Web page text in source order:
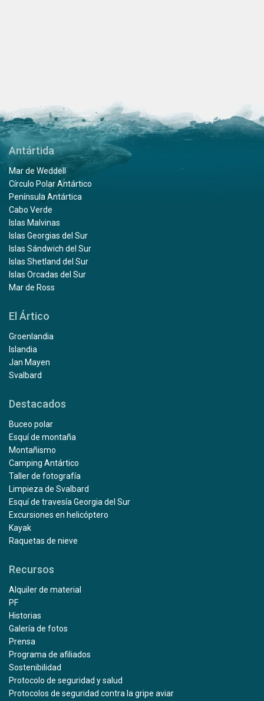
Antártida
Mar de Weddell
Círculo Polar Antártico
Península Antártica
Cabo Verde
Islas Malvinas
Islas Georgias del Sur
Islas Sándwich del Sur
Islas Shetland del Sur
Islas Orcadas del Sur
Mar de Ross
El Ártico
Groenlandia
Islandia
Jan Mayen
Svalbard
Destacados
Buceo polar
Esquí de montaña
Montañismo
Camping Antártico
Taller de fotografía
Limpieza de Svalbard
Esquí de travesía Georgia del Sur
Excursiones en helicóptero
Kayak
Raquetas de nieve
Recursos
Alquiler de material
PF
Historias
Galería de fotos
Prensa
Programa de afiliados
Sostenibilidad
Protocolo de seguridad y salud
Protocolos de seguridad contra la gripe aviar